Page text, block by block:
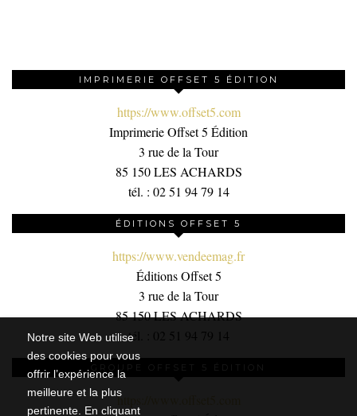
Notre site Web utilise
des cookies pour vous
offrir l’expérience la
meilleure et la plus
pertinente. En cliquant
IMPRIMERIE OFFSET 5 ÉDITION
https://www.offset5.com
Imprimerie Offset 5 Édition
3 rue de la Tour
85 150 LES ACHARDS
tél. : 02 51 94 79 14
ÉDITIONS OFFSET 5
https://www.vendeemag.fr
Éditions Offset 5
3 rue de la Tour
85 150 LES ACHARDS
tél. : 02 51 94 79 14
GROUPE OFFSET 5 ÉDITION
https://www.offset5.com